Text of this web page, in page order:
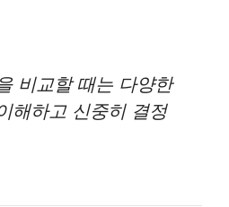
비교할 때는 다양한
해하고 신중히 결정